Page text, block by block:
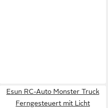
Esun RC-Auto Monster Truck
Ferngesteuert mit Licht